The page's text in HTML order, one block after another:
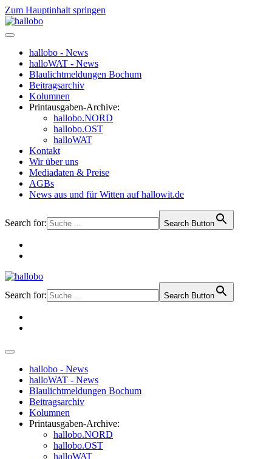
Zum Hauptinhalt springen
hallobo - News
halloWAT - News
Blaulichtmeldungen Bochum
Beitragsarchiv
Kolumnen
Printausgaben-Archive:
hallobo.NORD
hallobo.OST
halloWAT
Kontakt
Wir über uns
Mediadaten & Preise
AGBs
News aus und für Witten auf hallowit.de
Search for: Search Button
Search for: Search Button
hallobo - News
halloWAT - News
Blaulichtmeldungen Bochum
Beitragsarchiv
Kolumnen
Printausgaben-Archive:
hallobo.NORD
hallobo.OST
halloWAT